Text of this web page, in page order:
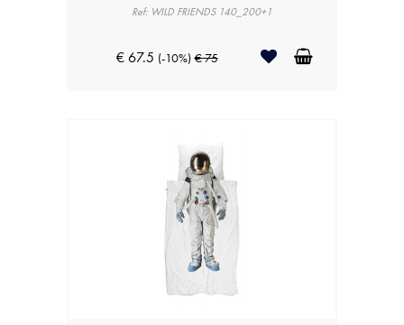
Ref: WILD FRIENDS 140_200+1
€ 67.5 (-10%) € 75